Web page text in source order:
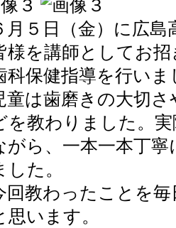
５日（金）に広島
様を講師としてお
科保健指導を行いま
は歯磨きの大切さ
を教わりました。
がら、一本一本丁
した。
教わったことを毎
思います。